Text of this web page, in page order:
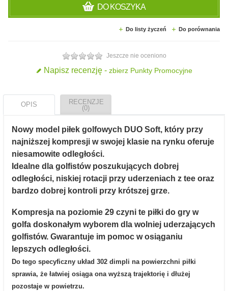
DO KOSZYKA
Do listy życzeń Do porównania
Jeszcze nie oceniono
Napisz recenzję - zbierz Punkty Promocyjne
OPIS
RECENZJE
(0)
Nowy model piłek golfowych DUO Soft, który przy
najniższej kompresji w swojej klasie na rynku oferuje
niesamowite odległości.
Idealne dla golfistów poszukujących dobrej
odległości, niskiej rotacji przy uderzeniach z tee oraz
bardzo dobrej kontroli przy krótszej grze.
Kompresja na poziomie 29 czyni te piłki do gry w
golfa doskonałym wyborem dla wolniej uderzających
golfistów. Gwarantuje im pomoc w osiąganiu
lepszych odległości.
Do tego specyficzny układ 302 dimpli na powierzchni piłki
sprawia, że łatwiej osiąga ona wyższą trajektorię i dłużej
pozostaje w powietrzu.